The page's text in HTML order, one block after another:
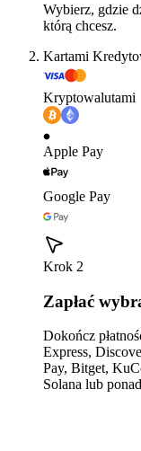
Wybierz, gdzie
którą chcesz.
Kartami
Kryptowalutami
Apple Pay
Google Pay
Krok 2
Zapłać
Dokończ
Express,
Pay, Bitget,
Solana lub